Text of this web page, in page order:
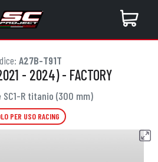
A27B-T91T
- 2024) - FACTORY
R titanio (300 mm)
PER USO RACING